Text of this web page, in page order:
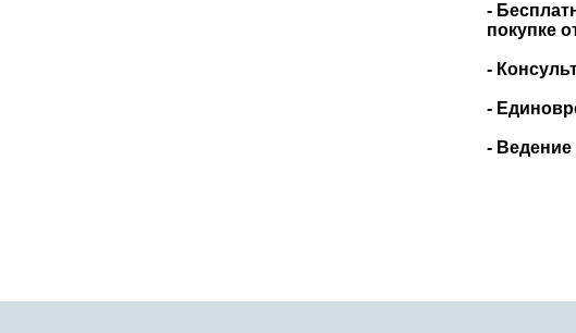
-
покупке
-
-
- Ведение